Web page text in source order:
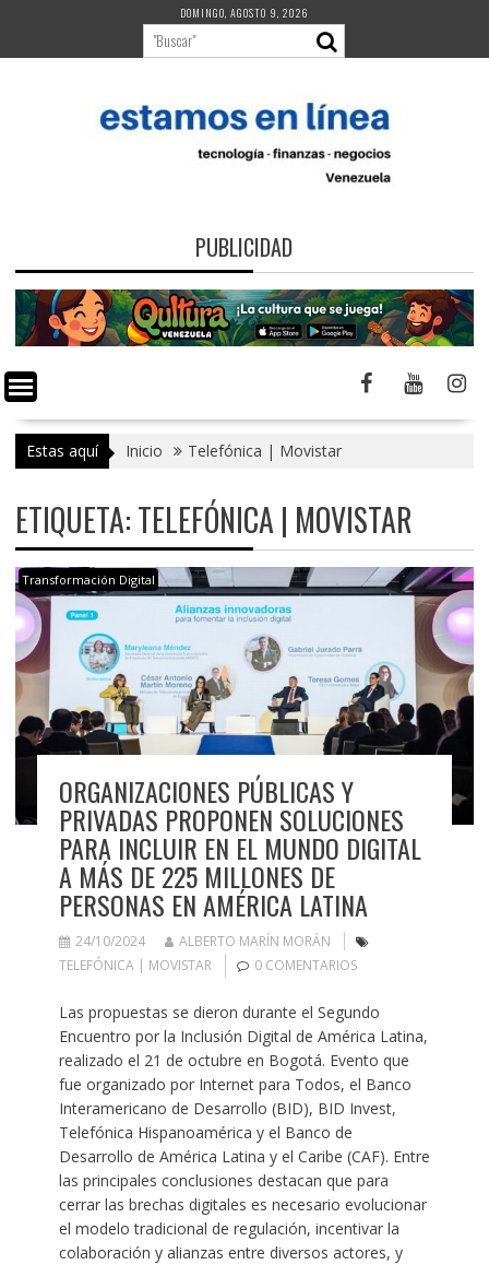
contenido
DOMINGO, AGOSTO 9, 2026
PUBLICIDAD
Estas aquí Inicio Telefónica | Movistar
ETIQUETA:TELEFÓNICA | MOVISTAR
Transformación Digital
ORGANIZACIONES PÚBLICAS Y
PRIVADAS PROPONEN SOLUCIONES
PARA INCLUIR EN EL MUNDO DIGITAL
A MÁS DE 225 MILLONES DE
PERSONAS EN AMÉRICA LATINA
24/10/2024
ALBERTO MARÍN MORÁN
TELEFÓNICA | MOVISTAR
0 COMENTARIOS
Las propuestas se dieron durante el Segundo
Encuentro por la Inclusión Digital de América Latina,
realizado el 21 de octubre en Bogotá. Evento que
fue organizado por Internet para Todos, el Banco
Interamericano de Desarrollo (BID), BID Invest,
Telefónica Hispanoamérica y el Banco de
Desarrollo de América Latina y el Caribe (CAF). Entre
las principales conclusiones destacan que para
cerrar las brechas digitales es necesario evolucionar
el modelo tradicional de regulación, incentivar la
colaboración y alianzas entre diversos actores, y